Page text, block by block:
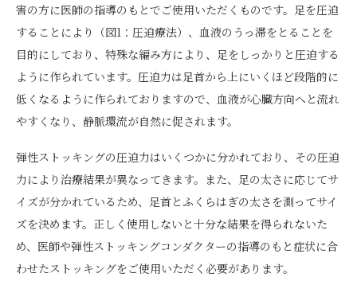
害の方に医師の指導のもとでご使用いただくものです。足を圧迫
することにより（図1：圧迫療法）、血液のうっ滞をとることを
目的にしており、特殊な編み方により、足をしっかりと圧迫する
ように作られています。圧迫力は足首から上にいくほど段階的に
低くなるように作られておりますので、血液が心臓方向へと流れ
やすくなり、静脈環流が自然に促されます。
弾性ストッキングの圧迫力はいくつかに分かれており、その圧迫
力により治療結果が異なってきます。また、足の太さに応じてサ
イズが分かれているため、足首とふくらはぎの太さを測ってサイ
ズを決めます。正しく使用しないと十分な結果を得られないた
め、医師や弾性ストッキングコンダクターの指導のもと症状に合
わせたストッキングをご使用いただく必要があります。